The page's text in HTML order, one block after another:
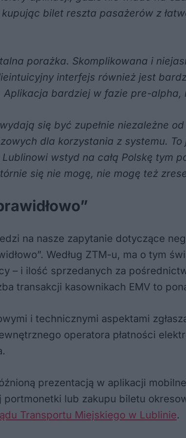
bilet reszta pasażerów z
porażka. Skomplikowana i
interfejs również jest
bardziej w fazie pre-alpha,
się być zupełnie niezależne
dla korzystania z systemu.
wstyd na całą Polskę tym
się nie mogę, nie mogę też
na nasze zapytanie dotyczące
Według ZTM-u, ma o tym
– i ilość sprzedanych za
transakcji kasownikach EMV to
i technicznymi aspektami
operatora płatności
prezentacją w aplikacji
lub zakupu biletu
Transportu Miejskiego w Lublinie.